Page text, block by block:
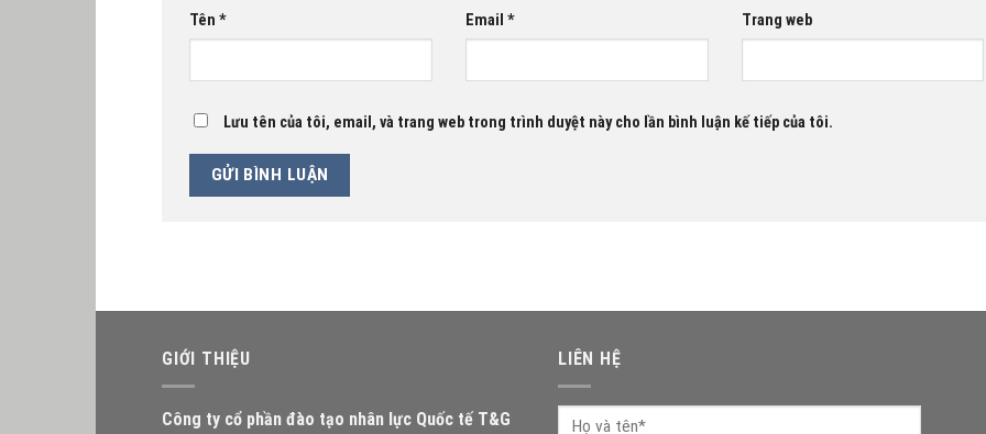
Tên * Email * Trang web
Lưu tên của tôi, email, và trang web trong trình duyệt này cho lần bình luận kế tiếp của tôi.
GIỚI THIỆU
Công ty cổ phần đào tạo nhân lực Quốc tế T&G
LIÊN HỆ